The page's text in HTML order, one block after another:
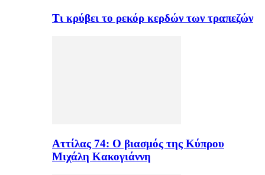
Τι κρύβει το ρεκόρ κερδών των τραπεζών
Αττίλας 74: Ο βιασμός της Κύπρου
Μιχάλη Κακογιάννη